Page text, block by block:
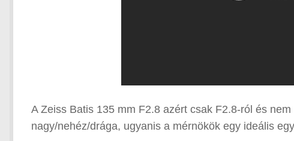
A Zeiss Batis 135 mm F2.8 azért csak F2.8-ról és
nagy/nehéz/drága, ugyanis a mérnökök egy ideális